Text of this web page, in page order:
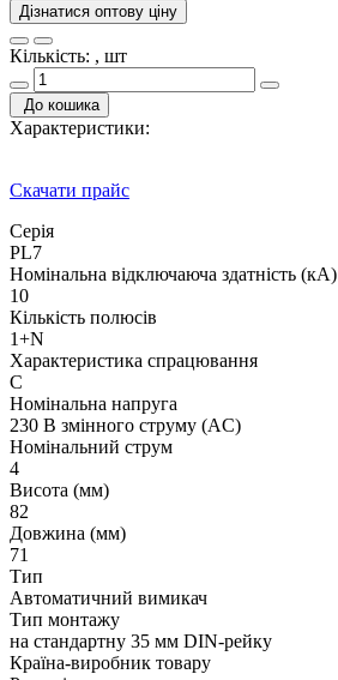
Дізнатися оптову ціну
Кількість: , шт
До кошика
Характеристики:
Скачати прайс
Серія
PL7
Номінальна відключаюча здатність (кА)
10
Кількість полюсів
1+N
Характеристика спрацювання
C
Номінальна напруга
230 В змінного струму (AC)
Номінальний струм
4
Висота (мм)
82
Довжина (мм)
71
Тип
Автоматичний вимикач
Тип монтажу
на стандартну 35 мм DIN-рейку
Країна-виробник товару